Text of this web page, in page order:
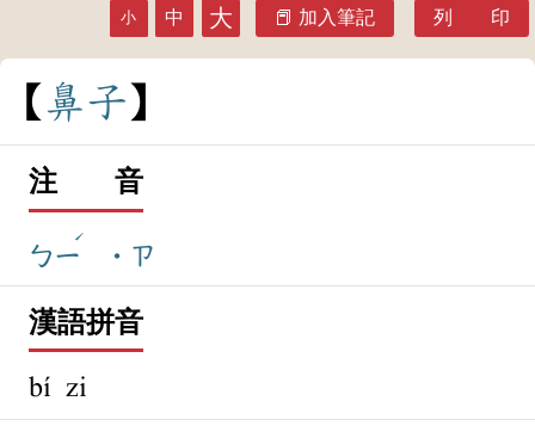
小 中 大 加入筆記 列 印
鼻子
注 音
ㄅㄧ
ˊ
˙ㄗ
漢語拼音
bí zi